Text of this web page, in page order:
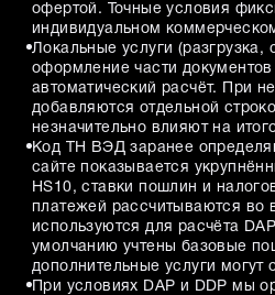
офертой. Точные условия
индивидуальном
Локальные услуги (разгрузка,
оформление части
автоматический расчёт. При
добавляются отдельной
незначительно влияют на
Код ТН ВЭД заранее
сайте показывается
HS10, ставки пошлин и
платежей рассчитываются во
используются для расчёта
умолчанию учтены базовые
дополнительные услуги могут
При условиях DAP и DDP мы